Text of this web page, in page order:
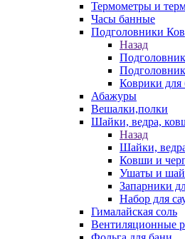
Термометры и
Часы банные
Подголовники
Назад
Коврики для
Абажуры
Вешалки,полки
Шайки, ведра,
Назад
Шайки,
Ковши и
Ушаты и
Запарники
Набор для
Гималайская соль
Вентиляционные